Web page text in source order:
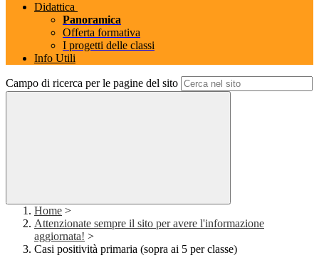
Didattica
Panoramica
Offerta formativa
I progetti delle classi
Info Utili
Campo di ricerca per le pagine del sito
Home >
Attenzionate sempre il sito per avere l'informazione
aggiornata! >
Casi positività primaria (sopra ai 5 per classe)